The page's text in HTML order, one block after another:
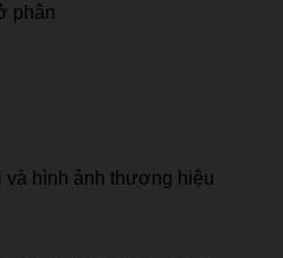
phân
và hình ảnh thương hiệu